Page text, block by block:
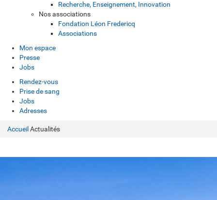
Recherche, Enseignement, Innovation
Nos associations
Fondation Léon Fredericq
Associations
Mon espace
Presse
Jobs
Rendez-vous
Prise de sang
Jobs
Adresses
Accueil Actualités